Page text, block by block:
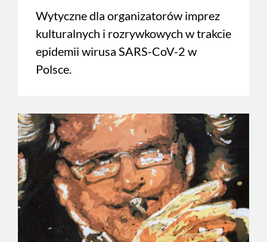
Wytyczne dla organizatorów imprez
kulturalnych i rozrywkowych w trakcie
epidemii wirusa SARS-CoV-2 w
Polsce.